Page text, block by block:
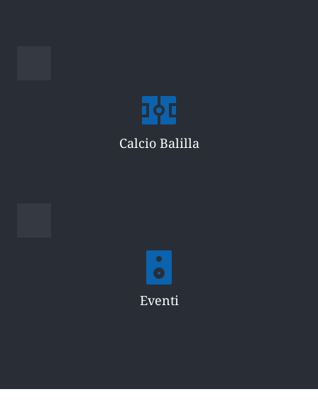
Calcio Balilla
Eventi